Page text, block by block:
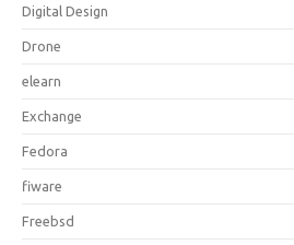
Digital Design
Drone
elearn
Exchange
Fedora
fiware
Freebsd